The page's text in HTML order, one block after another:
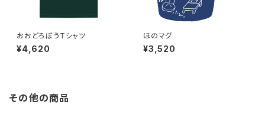
おおどろぼうTシャツ
¥4,620
ほのマグ
¥3,520
その他の商品